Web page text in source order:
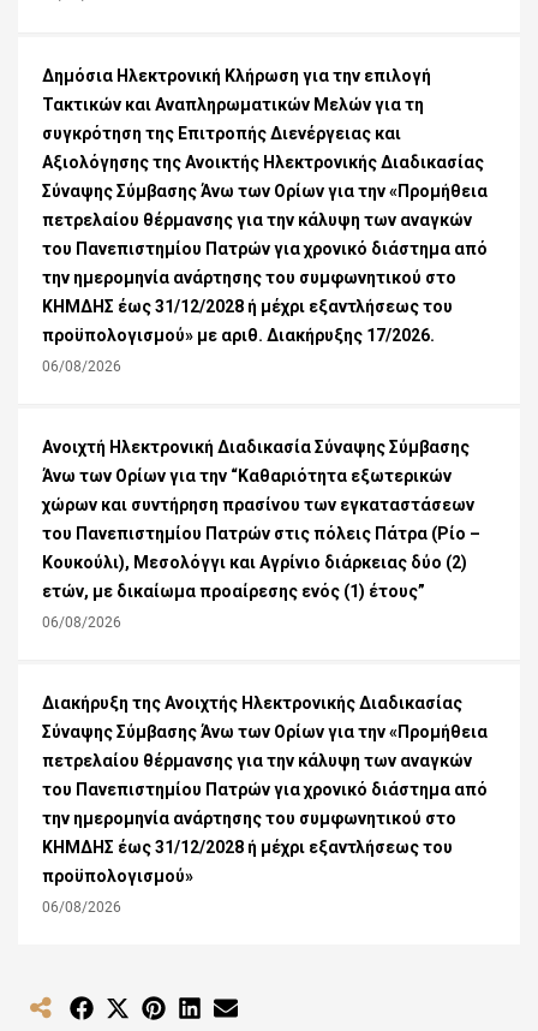
Δημόσια Ηλεκτρονική Κλήρωση για την επιλογή
Τακτικών και Αναπληρωματικών Μελών για τη
συγκρότηση της Επιτροπής Διενέργειας και
Αξιολόγησης της Ανοικτής Ηλεκτρονικής Διαδικασίας
Σύναψης Σύμβασης Άνω των Ορίων για την «Προμήθεια
πετρελαίου θέρμανσης για την κάλυψη των αναγκών
του Πανεπιστημίου Πατρών για χρονικό διάστημα από
την ημερομηνία ανάρτησης του συμφωνητικού στο
ΚΗΜΔΗΣ έως 31/12/2028 ή μέχρι εξαντλήσεως του
προϋπολογισμού» με αριθ. Διακήρυξης 17/2026.
06/08/2026
Ανοιχτή Ηλεκτρονική Διαδικασία Σύναψης Σύμβασης
Άνω των Ορίων για την “Καθαριότητα εξωτερικών
χώρων και συντήρηση πρασίνου των εγκαταστάσεων
του Πανεπιστημίου Πατρών στις πόλεις Πάτρα (Ρίο –
Κουκούλι), Μεσολόγγι και Αγρίνιο διάρκειας δύο (2)
ετών, με δικαίωμα προαίρεσης ενός (1) έτους”
06/08/2026
Διακήρυξη της Ανοιχτής Ηλεκτρονικής Διαδικασίας
Σύναψης Σύμβασης Άνω των Ορίων για την «Προμήθεια
πετρελαίου θέρμανσης για την κάλυψη των αναγκών
του Πανεπιστημίου Πατρών για χρονικό διάστημα από
την ημερομηνία ανάρτησης του συμφωνητικού στο
ΚΗΜΔΗΣ έως 31/12/2028 ή μέχρι εξαντλήσεως του
προϋπολογισμού»
06/08/2026
Share Share Share Share